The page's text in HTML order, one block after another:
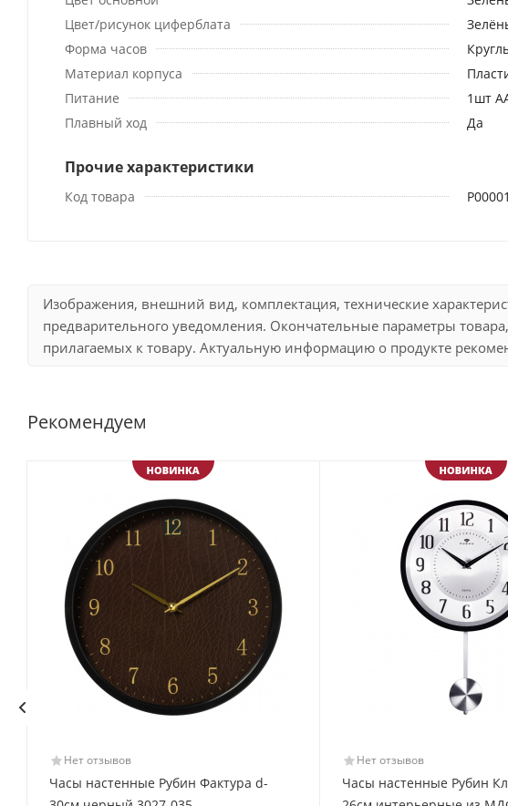
Цвет/рисунок циферблата
Форма часов
Материал корпуса
Питание
1шт
Плавный ход
Да
Прочие характеристики
Код товара
Изображения, внешний вид, комплектация, технические
предварительного уведомления. Окончательные параметры
прилагаемых к товару. Актуальную информацию о продукте
Рекомендуем
Нет отзывов
Часы настенные Рубин Фактура d-
Нет отзывов
Часы настенные Рубин